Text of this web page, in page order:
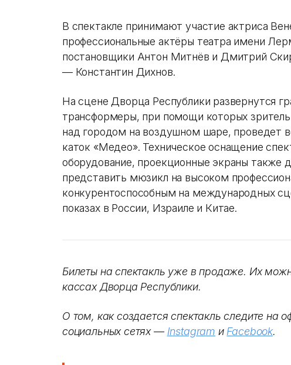
В спектакле принимают участие актриса
профессиональные актёры театра имени
постановщики Антон Митнёв и Дмитрий
— Константин Дихнов.
На сцене Дворца Республики развернутся
трансформеры, при помощи которых
над городом на воздушном шаре, проведет
каток «Медео». Техническое оснащение
оборудование, проекционные экраны также
представить мюзикл на высоком
конкурентоспособным на международных
показах в России, Израиле и Китае.
Билеты на спектакль уже в продаже. Их
кассах Дворца Республики.
О том, как создается спектакль следите на
социальных сетях — Instagram и Facebook.